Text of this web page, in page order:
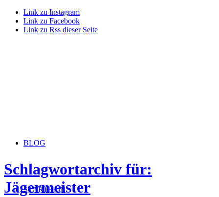
Link zu Instagram
Link zu Facebook
Link zu Rss dieser Seite
BLOG
STARTERiN
Schlagwortarchiv für:
Jägermeister